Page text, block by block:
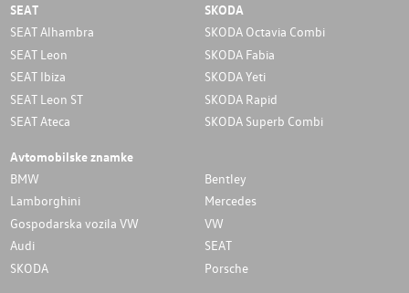
SEAT
SEAT Alhambra
SEAT Leon
SEAT Ibiza
SEAT Leon ST
SEAT Ateca
SKODA
SKODA Octavia Combi
SKODA Fabia
SKODA Yeti
SKODA Rapid
SKODA Superb Combi
Avtomobilske znamke
BMW
Bentley
Lamborghini
Mercedes
Gospodarska vozila VW
VW
Audi
SEAT
SKODA
Porsche